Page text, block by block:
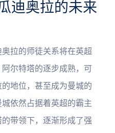
迪奥拉的未来
拉的师徒关系将在英超
尔特塔的逐步成熟，可
地位，甚至成为曼城的
依然占据着英超的霸主
带领下，逐渐形成了强